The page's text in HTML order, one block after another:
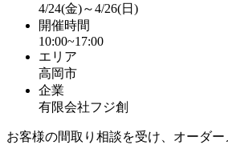
4/24(金)～4/26(日)
開催時間
10:00~17:00
エリア
高岡市
企業
有限会社フジ創
お客様の間取り相談を受け、オーダ